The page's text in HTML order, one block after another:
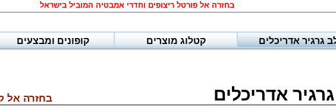
בחזרה אל פורטל ריצופים וחדרי אמבטיה המוביל בישראל